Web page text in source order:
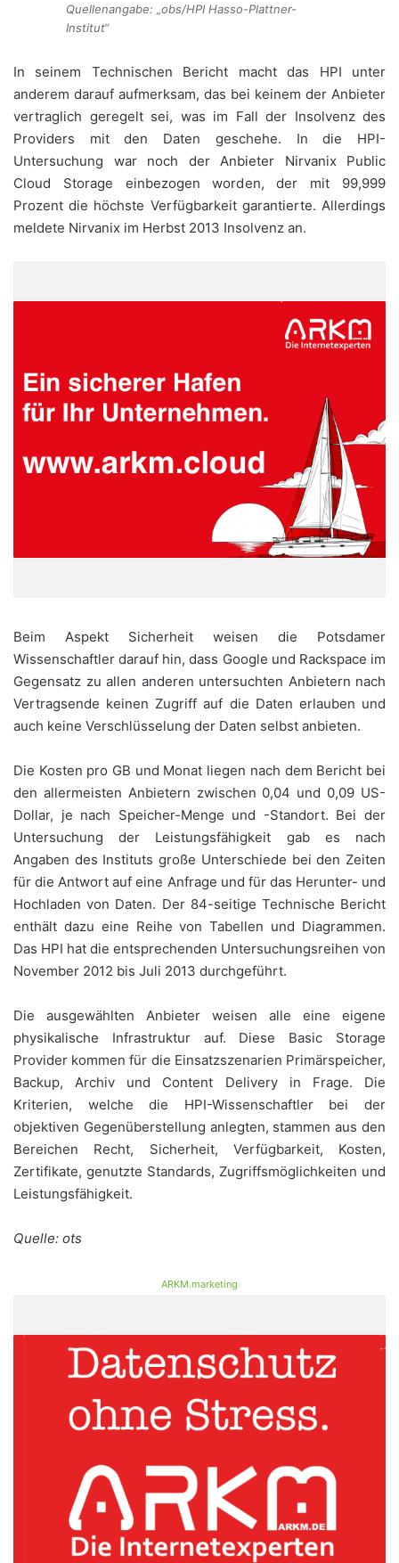
Quellenangabe: „obs/HPI Hasso-Plattner-
Institut“
In seinem Technischen Bericht macht das HPI unter
anderem darauf aufmerksam, das bei keinem der Anbieter
vertraglich geregelt sei, was im Fall der Insolvenz des
Providers mit den Daten geschehe. In die HPI-
Untersuchung war noch der Anbieter Nirvanix Public
Cloud Storage einbezogen worden, der mit 99,999
Prozent die höchste Verfügbarkeit garantierte. Allerdings
meldete Nirvanix im Herbst 2013 Insolvenz an.
Beim Aspekt Sicherheit weisen die Potsdamer
Wissenschaftler darauf hin, dass Google und Rackspace im
Gegensatz zu allen anderen untersuchten Anbietern nach
Vertragsende keinen Zugriff auf die Daten erlauben und
auch keine Verschlüsselung der Daten selbst anbieten.
Die Kosten pro GB und Monat liegen nach dem Bericht bei
den allermeisten Anbietern zwischen 0,04 und 0,09 US-
Dollar, je nach Speicher-Menge und -Standort. Bei der
Untersuchung der Leistungsfähigkeit gab es nach
Angaben des Instituts große Unterschiede bei den Zeiten
für die Antwort auf eine Anfrage und für das Herunter- und
Hochladen von Daten. Der 84-seitige Technische Bericht
enthält dazu eine Reihe von Tabellen und Diagrammen.
Das HPI hat die entsprechenden Untersuchungsreihen von
November 2012 bis Juli 2013 durchgeführt.
Die ausgewählten Anbieter weisen alle eine eigene
physikalische Infrastruktur auf. Diese Basic Storage
Provider kommen für die Einsatzszenarien Primärspeicher,
Backup, Archiv und Content Delivery in Frage. Die
Kriterien, welche die HPI-Wissenschaftler bei der
objektiven Gegenüberstellung anlegten, stammen aus den
Bereichen Recht, Sicherheit, Verfügbarkeit, Kosten,
Zertifikate, genutzte Standards, Zugriffsmöglichkeiten und
Leistungsfähigkeit.
Quelle: ots
ARKM.marketing